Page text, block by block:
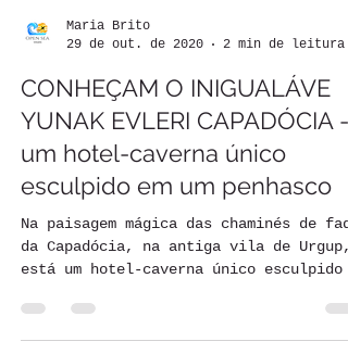
Maria Brito
29 de out. de 2020
2 min de leitura
CONHEÇAM O INIGUALÁVE
YUNAK EVLERI CAPADÓCIA -
um hotel-caverna único
esculpido em um penhasco